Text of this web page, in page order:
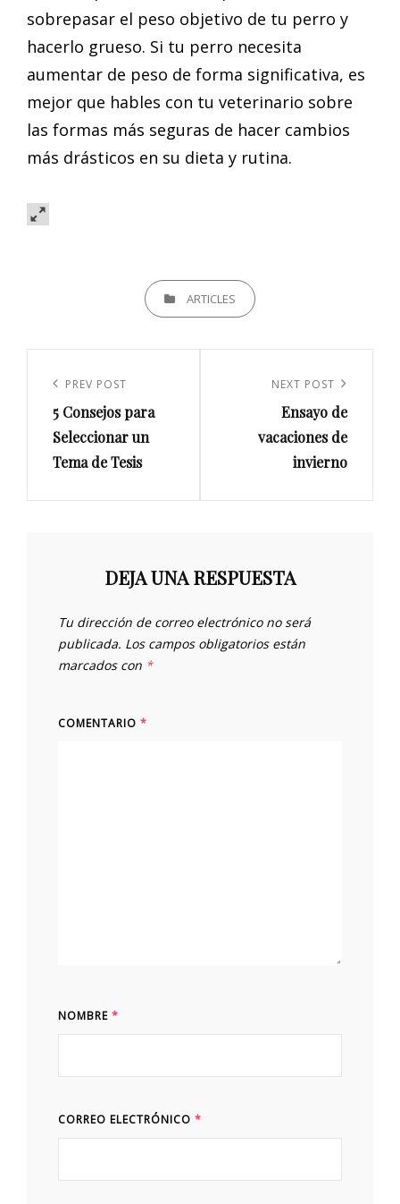
sobrepasar el peso objetivo de tu perro y
hacerlo grueso. Si tu perro necesita
aumentar de peso de forma significativa, es
mejor que hables con tu veterinario sobre
las formas más seguras de hacer cambios
más drásticos en su dieta y rutina.
CATEGORIESARTICLES
entradas
Previous
Post
PREV POST
5 Consejos para
Seleccionar un
Tema de Tesis
NEXT POST
Ensayo de
vacaciones de
invierno
DEJA UNA RESPUESTA
Tu dirección de correo electrónico no será
publicada. Los campos obligatorios están
marcados con *
COMENTARIO *
NOMBRE *
CORREO ELECTRÓNICO *